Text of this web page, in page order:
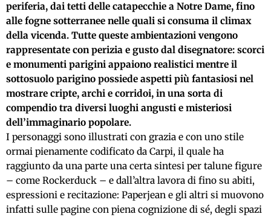
periferia, dai tetti delle catapecchie a Notre Dame, fino
alle fogne sotterranee nelle quali si consuma il climax
della vicenda. Tutte queste ambientazioni vengono
rappresentate con perizia e gusto dal disegnatore: scorci
e monumenti parigini appaiono realistici mentre il
sottosuolo parigino possiede aspetti più fantasiosi nel
mostrare cripte, archi e corridoi, in una sorta di
compendio tra diversi luoghi angusti e misteriosi
dell’immaginario popolare.
I personaggi sono illustrati con grazia e con uno stile
ormai pienamente codificato da Carpi, il quale ha
raggiunto da una parte una certa sintesi per talune figure
– come Rockerduck – e dall’altra lavora di fino su abiti,
espressioni e recitazione: Paperjean e gli altri si muovono
infatti sulle pagine con piena cognizione di sé, degli spazi